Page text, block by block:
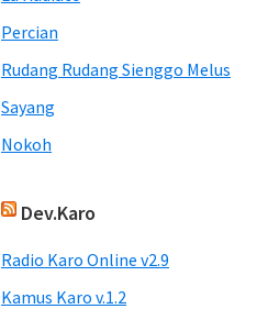
Percian
Rudang Rudang Sienggo Melus
Sayang
Nokoh
Dev.Karo
Radio Karo Online v2.9
Kamus Karo v.1.2